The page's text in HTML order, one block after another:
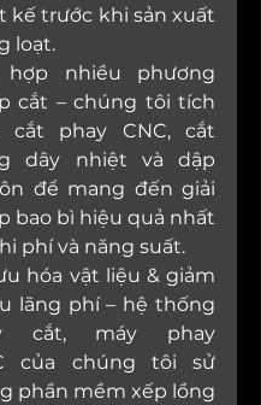
kế trước khi sản xuất
loạt.
hợp nhiều phương
cắt – chúng tôi tích
cắt phay CNC, cắt
dây nhiệt và dập
để mang đến giải
bao bì hiệu quả nhất
phí và năng suất.
hóa vật liệu & giảm
lãng phí – hệ thống
cắt, máy phay
của chúng tôi sử
phần mềm xếp lồng